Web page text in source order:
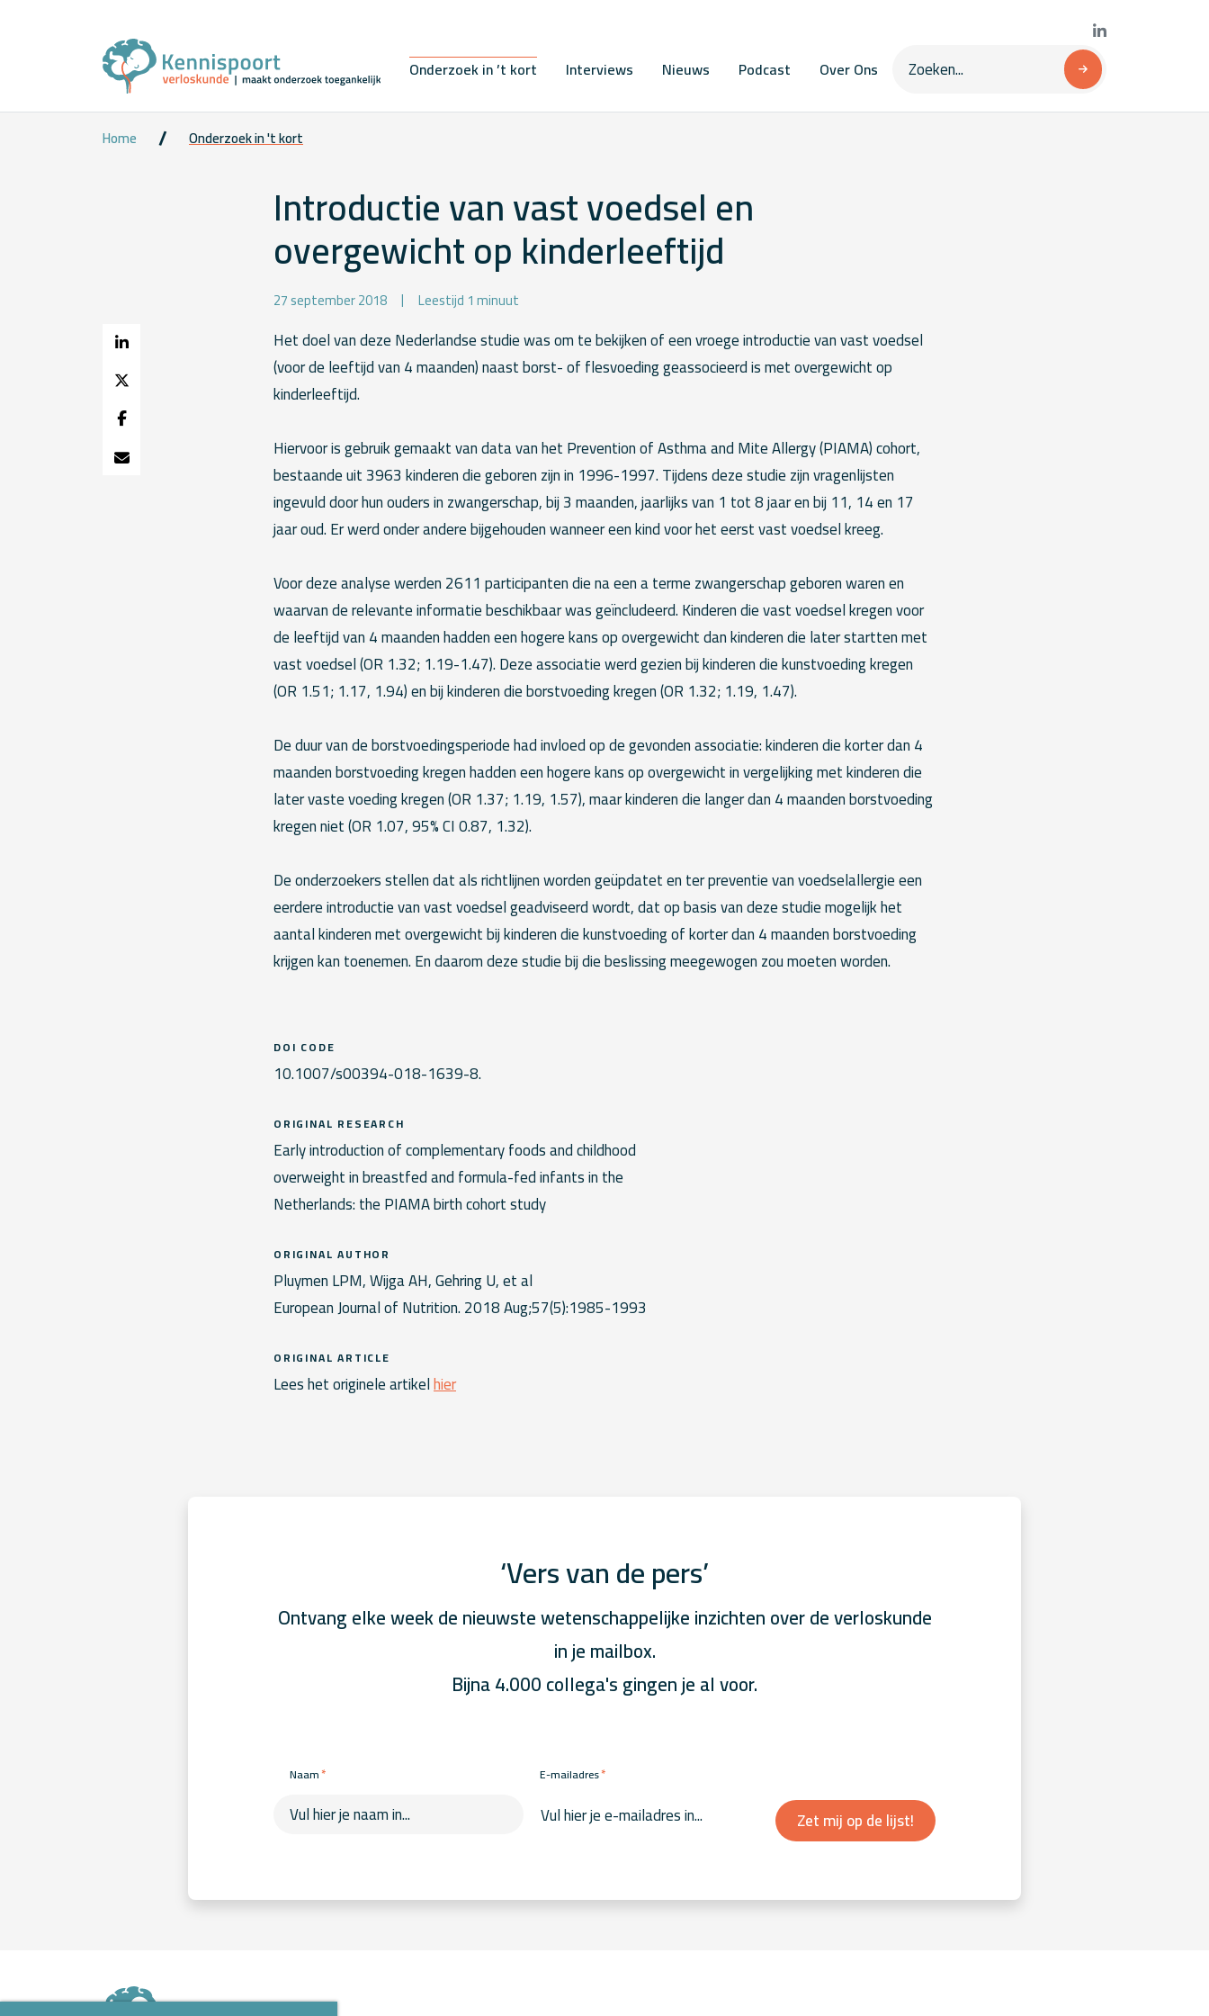
Onderzoek in ’t kort Interviews Nieuws Podcast Over Ons
Home Onderzoek in 't kort
Introductie van vast voedsel en
overgewicht op kinderleeftijd
27 september 2018 Leestijd 1 minuut
Het doel van deze Nederlandse studie was om te bekijken of een vroege introductie van vast voedsel
(voor de leeftijd van 4 maanden) naast borst- of flesvoeding geassocieerd is met overgewicht op
kinderleeftijd.
Hiervoor is gebruik gemaakt van data van het Prevention of Asthma and Mite Allergy (PIAMA) cohort,
bestaande uit 3963 kinderen die geboren zijn in 1996-1997. Tijdens deze studie zijn vragenlijsten
ingevuld door hun ouders in zwangerschap, bij 3 maanden, jaarlijks van 1 tot 8 jaar en bij 11, 14 en 17
jaar oud. Er werd onder andere bijgehouden wanneer een kind voor het eerst vast voedsel kreeg.
Voor deze analyse werden 2611 participanten die na een a terme zwangerschap geboren waren en
waarvan de relevante informatie beschikbaar was geïncludeerd. Kinderen die vast voedsel kregen voor
de leeftijd van 4 maanden hadden een hogere kans op overgewicht dan kinderen die later startten met
vast voedsel (OR 1.32; 1.19-1.47). Deze associatie werd gezien bij kinderen die kunstvoeding kregen
(OR 1.51; 1.17, 1.94) en bij kinderen die borstvoeding kregen (OR 1.32; 1.19, 1.47).
De duur van de borstvoedingsperiode had invloed op de gevonden associatie: kinderen die korter dan 4
maanden borstvoeding kregen hadden een hogere kans op overgewicht in vergelijking met kinderen die
later vaste voeding kregen (OR 1.37; 1.19, 1.57), maar kinderen die langer dan 4 maanden borstvoeding
kregen niet (OR 1.07, 95% CI 0.87, 1.32).
De onderzoekers stellen dat als richtlijnen worden geüpdatet en ter preventie van voedselallergie een
eerdere introductie van vast voedsel geadviseerd wordt, dat op basis van deze studie mogelijk het
aantal kinderen met overgewicht bij kinderen die kunstvoeding of korter dan 4 maanden borstvoeding
krijgen kan toenemen. En daarom deze studie bij die beslissing meegewogen zou moeten worden.
DOI CODE
10.1007/s00394-018-1639-8.
ORIGINAL RESEARCH
Early introduction of complementary foods and childhood
overweight in breastfed and formula-fed infants in the
Netherlands: the PIAMA birth cohort study
ORIGINAL AUTHOR
Pluymen LPM, Wijga AH, Gehring U, et al
European Journal of Nutrition. 2018 Aug;57(5):1985-1993
ORIGINAL ARTICLE
Lees het originele artikelhier
‘Vers van de pers’
Ontvang elke week de nieuwste wetenschappelijke inzichten over de verloskunde
in je mailbox.
Bijna 4.000 collega's gingen je al voor.
Naam* E-mailadres*
Zet mij op de lijst!